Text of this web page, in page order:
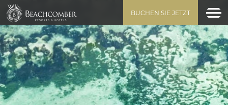
BUCHEN SIE JETZT